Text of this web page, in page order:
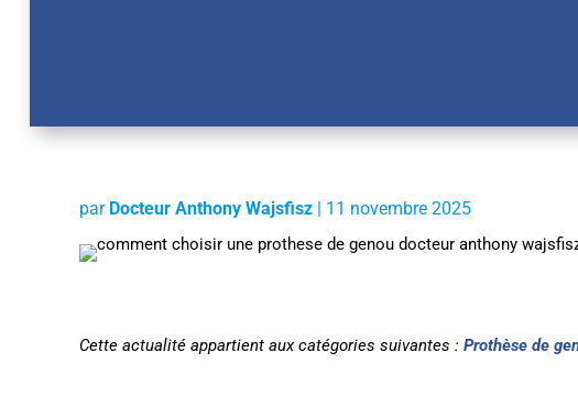
par Docteur Anthony Wajsfisz 11 novembre 2025
Cette actualité appartient aux catégories suivantes : Prothèse de